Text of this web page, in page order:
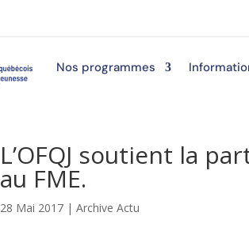
Nos programmes
L’OFQJ soutient la
au FME.
28 Mai 2017 |Archive Actu